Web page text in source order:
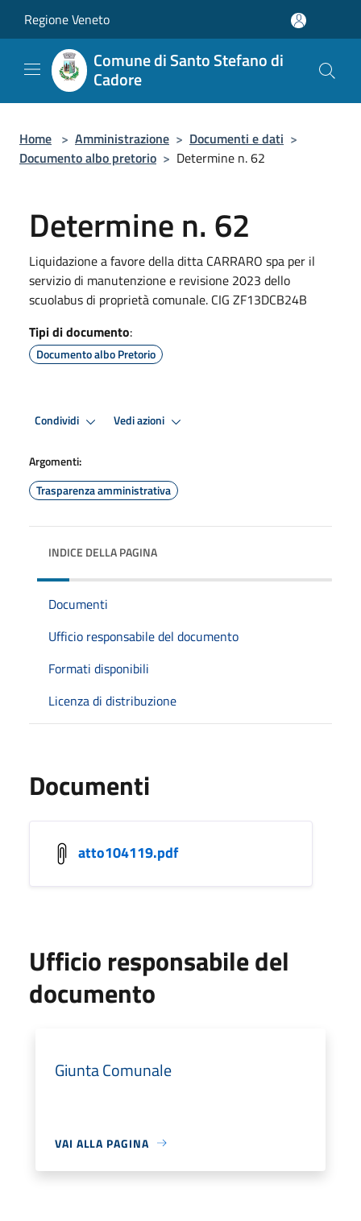
Regione Veneto
Comune di Santo Stefano di
Cadore
Home > Amministrazione > Documenti e dati >
Documento albo pretorio > Determine n. 62
Determine n. 62
Liquidazione a favore della ditta CARRARO spa per il
servizio di manutenzione e revisione 2023 dello
scuolabus di proprietà comunale. CIG ZF13DCB24B
Tipi di documento:
Documento albo Pretorio
Condividi Vedi azioni
Argomenti:
Trasparenza amministrativa
INDICE DELLA PAGINA
Documenti
Ufficio responsabile del documento
Formati disponibili
Licenza di distribuzione
Documenti
atto104119.pdf
Ufficio responsabile del
documento
Giunta Comunale
VAI ALLA PAGINA